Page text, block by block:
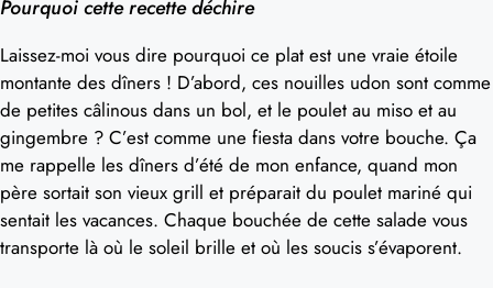
Pourquoi cette recette déchire
Laissez-moi vous dire pourquoi ce plat est une vraie étoile
montante des dîners ! D’abord, ces nouilles udon sont comme
de petites câlinous dans un bol, et le poulet au miso et au
gingembre ? C’est comme une fiesta dans votre bouche. Ça
me rappelle les dîners d’été de mon enfance, quand mon
père sortait son vieux grill et préparait du poulet mariné qui
sentait les vacances. Chaque bouchée de cette salade vous
transporte là où le soleil brille et où les soucis s’évaporent.